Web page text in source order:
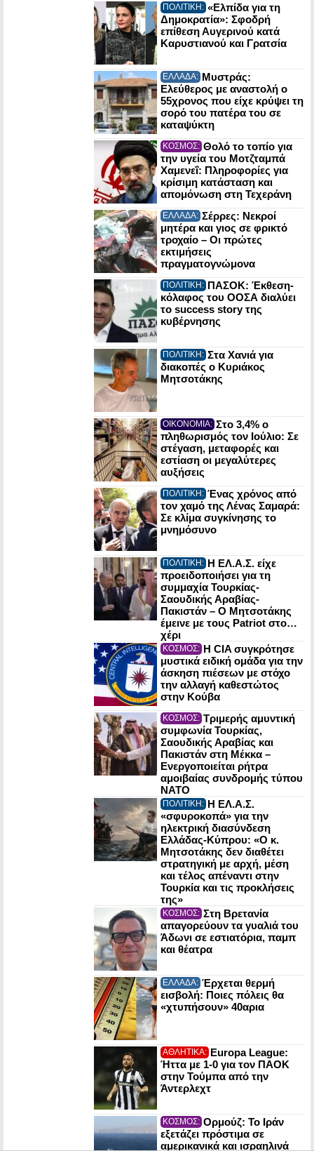
ΠΟΛΙΤΙΚΗ: «Ελπίδα για τη
Δημοκρατία»: Σφοδρή
επίθεση Αυγερινού κατά
Καρυστιανού και Γρατσία
ΕΛΛΑΔΑ: Μυστράς:
Ελεύθερος με αναστολή ο
55χρονος που είχε κρύψει τη
σορό του πατέρα του σε
καταψύκτη
ΚΟΣΜΟΣ: Θολό το τοπίο για
την υγεία του Μοτζταμπά
Χαμενεΐ: Πληροφορίες για
κρίσιμη κατάσταση και
απομόνωση στη Τεχεράνη
ΕΛΛΑΔΑ: Σέρρες: Νεκροί
μητέρα και γιος σε φρικτό
τροχαίο – Οι πρώτες
εκτιμήσεις
πραγματογνώμονα
ΠΟΛΙΤΙΚΗ: ΠΑΣΟΚ: Έκθεση-
κόλαφος του ΟΟΣΑ διαλύει
το success story της
κυβέρνησης
ΠΟΛΙΤΙΚΗ: Στα Χανιά για
διακοπές ο Κυριάκος
Μητσοτάκης
ΟΙΚΟΝΟΜΙΑ: Στο 3,4% ο
πληθωρισμός τον Ιούλιο: Σε
στέγαση, μεταφορές και
εστίαση οι μεγαλύτερες
αυξήσεις
ΠΟΛΙΤΙΚΗ: Ένας χρόνος από
τον χαμό της Λένας Σαμαρά:
Σε κλίμα συγκίνησης το
μνημόσυνο
ΠΟΛΙΤΙΚΗ: Η ΕΛ.Α.Σ. είχε
προειδοποιήσει για τη
συμμαχία Τουρκίας-
Σαουδικής Αραβίας-
Πακιστάν – Ο Μητσοτάκης
έμεινε με τους Patriot στο…
χέρι
ΚΟΣΜΟΣ: Η CIA συγκρότησε
μυστικά ειδική ομάδα για την
άσκηση πιέσεων με στόχο
την αλλαγή καθεστώτος
στην Κούβα
ΚΟΣΜΟΣ: Τριμερής αμυντική
συμφωνία Τουρκίας,
Σαουδικής Αραβίας και
Πακιστάν στη Μέκκα –
Ενεργοποιείται ρήτρα
αμοιβαίας συνδρομής τύπου
NATO
ΠΟΛΙΤΙΚΗ: Η ΕΛ.Α.Σ.
«σφυροκοπά» για την
ηλεκτρική διασύνδεση
Ελλάδας-Κύπρου: «Ο κ.
Μητσοτάκης δεν διαθέτει
στρατηγική με αρχή, μέση
και τέλος απέναντι στην
Τουρκία και τις προκλήσεις
της»
ΚΟΣΜΟΣ: Στη Βρετανία
απαγορεύουν τα γυαλιά του
Άδωνι σε εστιατόρια, παμπ
και θέατρα
ΕΛΛΑΔΑ: Έρχεται θερμή
εισβολή: Ποιες πόλεις θα
«χτυπήσουν» 40αρια
ΑΘΛΗΤΙΚΑ: Europa League:
Ήττα με 1-0 για τον ΠΑΟΚ
στην Τούμπα από την
Άντερλεχτ
ΚΟΣΜΟΣ: Ορμούζ: Το Ιράν
εξετάζει πρόστιμα σε
αμερικανικά και ισραηλινά